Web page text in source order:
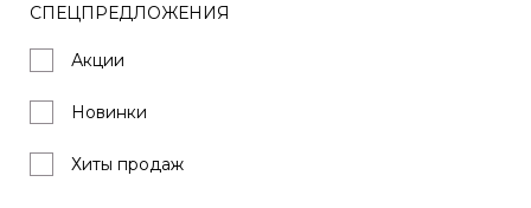
СПЕЦПРЕДЛОЖЕНИЯ
Акции
Новинки
Хиты продаж